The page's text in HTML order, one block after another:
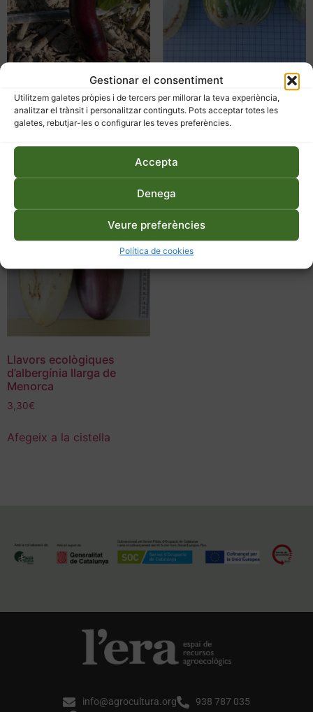
Gestionar el consentiment
Utilitzem galetes pròpies i de tercers per millorar la teva experiència,
analitzar el trànsit i personalitzar continguts. Pots acceptar totes les
galetes, rebutjar-les o configurar les teves preferències.
Accepta
Denega
Veure preferències
Política de cookies
Llavors d’albergínia de
metro
3,30€
Afegeix a la cistella
Llavors d’albergínia verda
3,30 €
Llavors ecològiques
d’albergínia llarga de
Menorca
3,30€
Afegeix a la cistella
info@agrocultura.org
938 787 035